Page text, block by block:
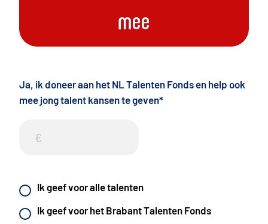
mee
Ja, ik doneer aan het NL Talenten Fonds en help ook
mee jong talent kansen te geven*
Ik geef voor alle talenten
Ik geef voor het Brabant Talenten Fonds